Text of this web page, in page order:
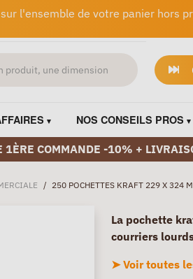
l'ensemble de votre panier hors
NOS CONSEILS PROS
1ÈRE COMMANDE -10% +
/ 250 POCHETTES KRAFT 229 X 324
La pochette
courriers
➤ Voir toutes